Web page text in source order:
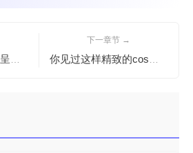
下一章节 →